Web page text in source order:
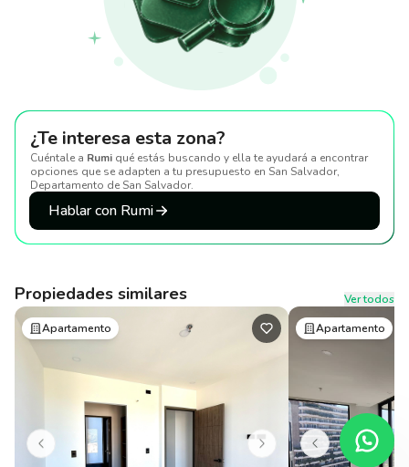
¿Te interesa esta zona?
Cuéntale a Rumi qué estás buscando y ella te ayudará a encontrar
opciones que se adapten a tu presupuesto en San Salvador,
Departamento de San Salvador.
Hablar con Rumi
Propiedades similares
Ver todos
Apartamento
Apartamento